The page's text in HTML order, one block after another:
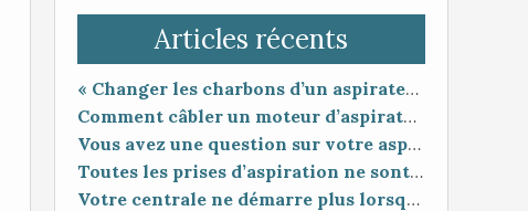
Articles récents
« Changer les charbons d’un aspirateur centralisé : entretien utile ou coup de poker ? »
Comment câbler un moteur d’aspirateur
Vous avez une question sur votre aspiration centralisée ?
Toutes les prises d’aspiration ne sont pas forcément compatibles entre elles.
Votre centrale ne démarre plus lorsque vous branchez le flexible ?